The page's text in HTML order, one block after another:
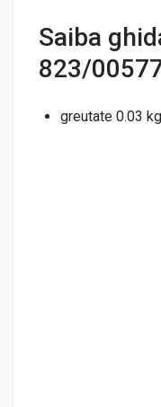
Saiba
823/
greutate 0.03